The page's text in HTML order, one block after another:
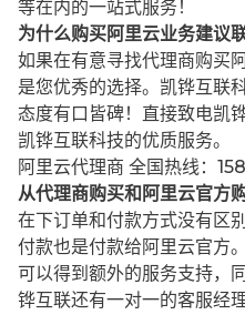
等在内的一站式服务！
为什么购买阿里云业务建议
如果在有意寻找代理商购买
是您优秀的选择。凯铧互联
态度有口皆碑！直接致电凯
凯铧互联科技的优质服务。
阿里云代理商 全国热线：
从代理商购买和阿里云官方
在下订单和付款方式没有区
付款也是付款给阿里云官方
可以得到额外的服务支持，
铧互联还有一对一的客服经